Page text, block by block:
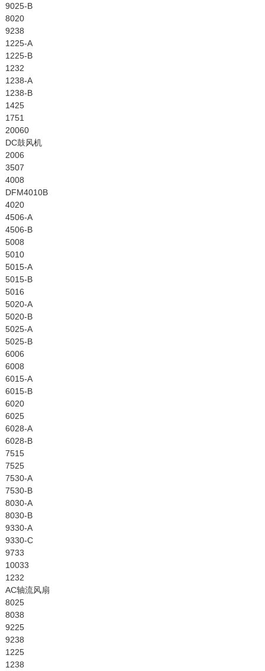
9025-B
8020
9238
1225-A
1225-B
1232
1238-A
1238-B
1425
1751
20060
DC鼓风机
2006
3507
4008
DFM4010B
4020
4506-A
4506-B
5008
5010
5015-A
5015-B
5016
5020-A
5020-B
5025-A
5025-B
6006
6008
6015-A
6015-B
6020
6025
6028-A
6028-B
7515
7525
7530-A
7530-B
8030-A
8030-B
9330-A
9330-C
9733
10033
1232
AC轴流风扇
8025
8038
9225
9238
1225
1238